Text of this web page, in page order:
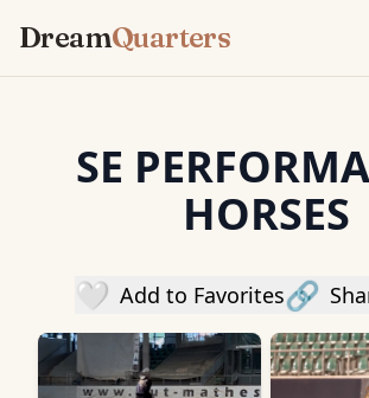
DreamQuarters
SE
HORSES
🤍 Add to Favorites🔗